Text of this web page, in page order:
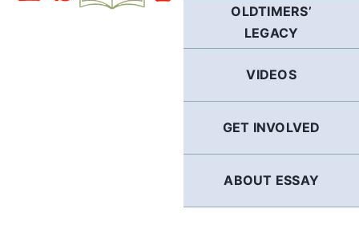
OLDTIMERS’
LEGACY
VIDEOS
GET INVOLVED
ABOUT ESSAY